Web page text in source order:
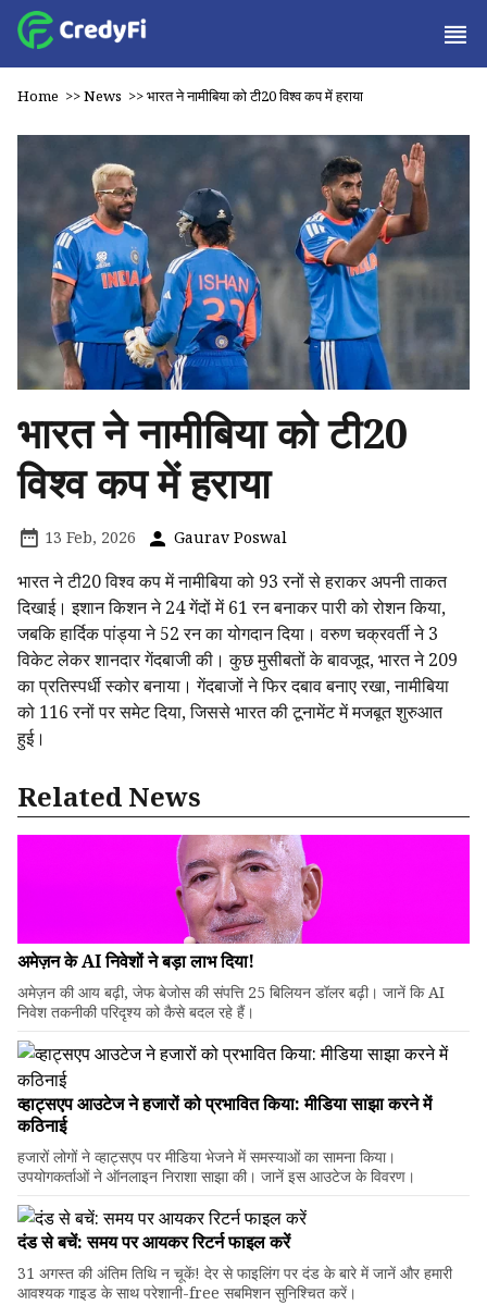
Home >>News >>भारत ने नामीबिया को टी20 विश्व कप में हराया
भारत ने नामीबिया को टी20
विश्व कप में हराया
13 Feb, 2026 Gaurav Poswal
भारत ने टी20 विश्व कप में नामीबिया को 93 रनों से हराकर अपनी ताकत
दिखाई। इशान किशन ने 24 गेंदों में 61 रन बनाकर पारी को रोशन किया,
जबकि हार्दिक पांड्या ने 52 रन का योगदान दिया। वरुण चक्रवर्ती ने 3
विकेट लेकर शानदार गेंदबाजी की। कुछ मुसीबतों के बावजूद, भारत ने 209
का प्रतिस्पर्धी स्कोर बनाया। गेंदबाजों ने फिर दबाव बनाए रखा, नामीबिया
को 116 रनों पर समेट दिया, जिससे भारत की टूनामेंट में मजबूत शुरुआत
हुई।
Related News
अमेज़न के AI निवेशों ने बड़ा लाभ दिया!
अमेज़न की आय बढ़ी, जेफ बेजोस की संपत्ति 25 बिलियन डॉलर बढ़ी। जानें कि AI
निवेश तकनीकी परिदृश्य को कैसे बदल रहे हैं।
व्हाट्सएप आउटेज ने हजारों को प्रभावित किया: मीडिया साझा करने में
कठिनाई
हजारों लोगों ने व्हाट्सएप पर मीडिया भेजने में समस्याओं का सामना किया।
उपयोगकर्ताओं ने ऑनलाइन निराशा साझा की। जानें इस आउटेज के विवरण।
दंड से बचें: समय पर आयकर रिटर्न फाइल करें
31 अगस्त की अंतिम तिथि न चूकें! देर से फाइलिंग पर दंड के बारे में जानें और हमारी
आवश्यक गाइड के साथ परेशानी-free सबमिशन सुनिश्चित करें।